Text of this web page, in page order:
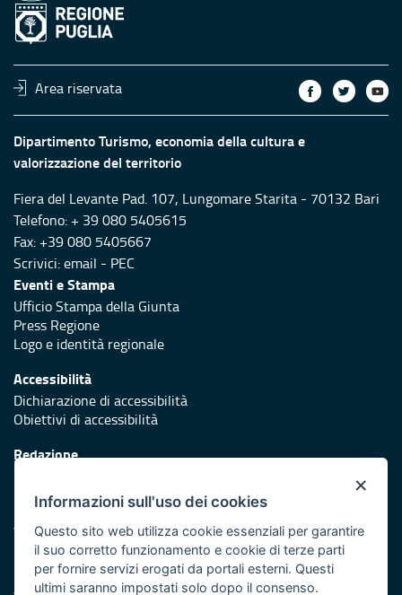
Area riservata
Dipartimento Turismo, economia della cultura e
valorizzazione del territorio
Fiera del Levante Pad. 107, Lungomare Starita - 70132 Bari
Telefono: + 39 080 5405615
Fax: +39 080 5405667
Scrivici:email - PEC
Eventi e Stampa
Ufficio Stampa della Giunta
Press Regione
Logo e identità regionale
Accessibilità
Dichiarazione di accessibilità
Obiettivi di accessibilità
Redazione
Protezione civile
Vai al sito di Protezione Civile Puglia
Iniziativa finanziata con risorse del POR Puglia 2014/2020 -
Asse XI
×
Informazioni sull'uso dei cookies
Questo sito web utilizza cookie essenziali per garantire
il suo corretto funzionamento e cookie di terze parti
per fornire servizi erogati da portali esterni. Questi
ultimi saranno impostati solo dopo il consenso.